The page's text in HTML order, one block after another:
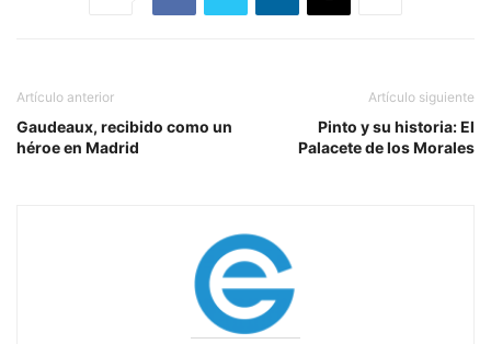
Artículo anterior
Gaudeaux, recibido como un
héroe en Madrid
Artículo siguiente
Pinto y su historia: El
Palacete de los Morales